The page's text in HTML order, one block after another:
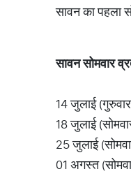
सावन का पहला
सावनसोमवार
14 जुलाई
18 जुलाई
25 जुलाई
01 अगस्त